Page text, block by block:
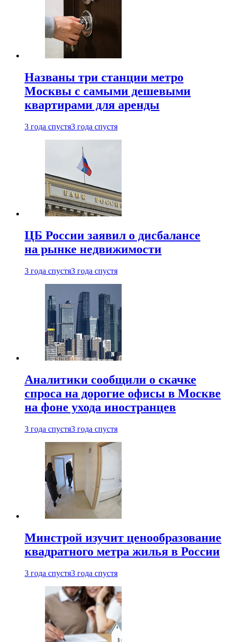
Названы три станции метро
Москвы с самыми дешевыми
квартирами для аренды
3 года спустя3 года спустя
ЦБ России заявил о дисбалансе
на рынке недвижимости
3 года спустя3 года спустя
Аналитики сообщили о скачке
спроса на дорогие офисы в Москве
на фоне ухода иностранцев
3 года спустя3 года спустя
Минстрой изучит ценообразование
квадратного метра жилья в России
3 года спустя3 года спустя